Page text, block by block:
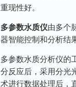
重现性好。
多参数水质仪由多个
器智能控制和分析结
多参数水质分析仪的
分反应后，采用分光
术进行数据处理后，